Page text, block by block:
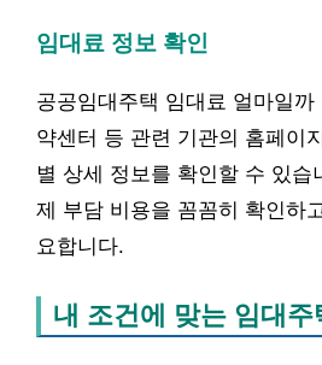
임대료 정보 확인
공공임대주택 임대료 얼마일까
약센터 등 관련 기관의 홈페이
별 상세 정보를 확인할 수 있습
제 부담 비용을 꼼꼼히 확인하
요합니다.
내 조건에 맞는 임대주